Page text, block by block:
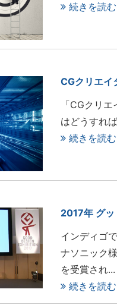
続きを読む
CGクリエイ
「CGクリ
はどうすれ
続きを読む
2017年 グッ
インディゴ
ナソニック
を受賞され...
続きを読む